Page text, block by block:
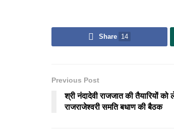
Share 14
Previous Post
श्री नंदादेवी राजजात की तैयारियों को
राजराजेश्वरी समति बधाण की बैठक